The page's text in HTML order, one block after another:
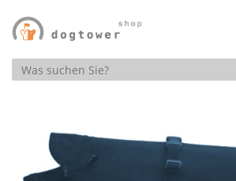
Produktsuche